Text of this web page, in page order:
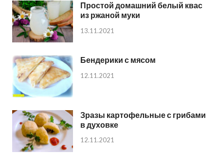
Простой домашний белый квас
из ржаной муки
13.11.2021
Бендерики с мясом
12.11.2021
Зразы картофельные с грибами
в духовке
12.11.2021